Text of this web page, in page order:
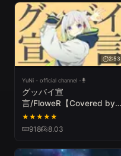
2:53
YuNi - official channel -
グッバイ宣
言/FloweR【Covered by
YuNi】
★★★★★
918 8.03